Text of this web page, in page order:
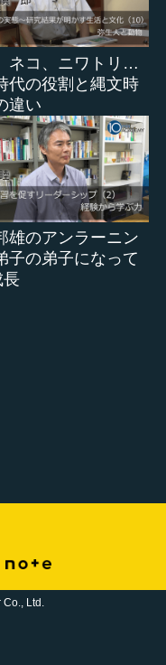
ネコ、ニワトリ…
代の役割と縄文時
違い
雄のアンラーニン
子の弟子になって
長
Ltd.